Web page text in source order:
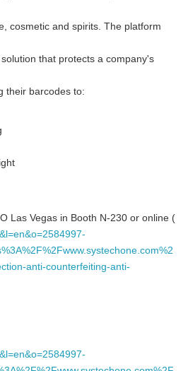
cosmetic and spirits. The platform
that protects a company's
their barcodes to:
Las Vegas in Booth N-230 or online (
anti-counterfeiting-anti-